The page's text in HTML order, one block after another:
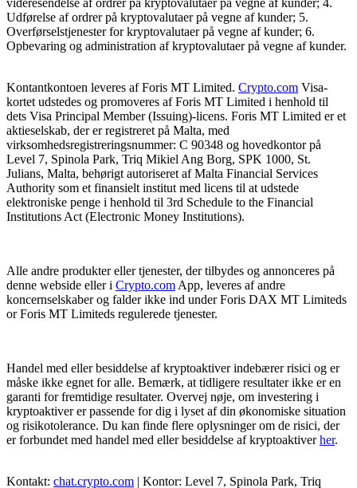
Udførelse af ordrer på kryptovalutaer på vegne af kunder; 5.
Overførselstjenester for kryptovalutaer på vegne af kunder; 6.
Opbevaring og administration af kryptovalutaer på vegne af kunder.
Kontantkontoen leveres af Foris MT Limited. Crypto.com Visa-
kortet udstedes og promoveres af Foris MT Limited i henhold til
dets Visa Principal Member (Issuing)-licens. Foris MT Limited er et
aktieselskab, der er registreret på Malta, med
virksomhedsregistreringsnummer: C 90348 og hovedkontor på
Level 7, Spinola Park, Triq Mikiel Ang Borg, SPK 1000, St.
Julians, Malta, behørigt autoriseret af Malta Financial Services
Authority som et finansielt institut med licens til at udstede
elektroniske penge i henhold til 3rd Schedule to the Financial
Institutions Act (Electronic Money Institutions).
Alle andre produkter eller tjenester, der tilbydes og annonceres på
denne webside eller i Crypto.com App, leveres af andre
koncernselskaber og falder ikke ind under Foris DAX MT Limiteds
or Foris MT Limiteds regulerede tjenester.
Handel med eller besiddelse af kryptoaktiver indebærer risici og er
måske ikke egnet for alle. Bemærk, at tidligere resultater ikke er en
garanti for fremtidige resultater. Overvej nøje, om investering i
kryptoaktiver er passende for dig i lyset af din økonomiske situation
og risikotolerance. Du kan finde flere oplysninger om de risici, der
er forbundet med handel med eller besiddelse af kryptoaktiverher.
Kontakt: chat.crypto.com | Kontor: Level 7, Spinola Park, Triq